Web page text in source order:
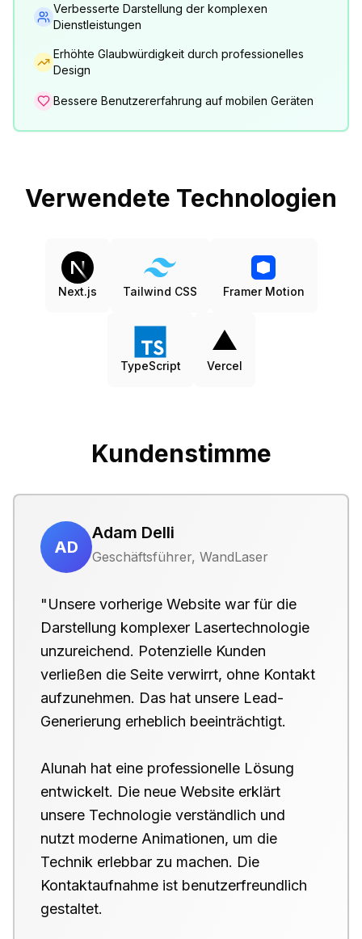
Verbesserte Darstellung der komplexen
Dienstleistungen
Erhöhte Glaubwürdigkeit durch professionelles
Design
Bessere Benutzererfahrung auf mobilen Geräten
Verwendete Technologien
Next.js Tailwind CSS Framer Motion
TypeScript Vercel
Kundenstimme
AD
Adam Delli
Geschäftsführer, WandLaser
"Unsere vorherige Website war für die
Darstellung komplexer Lasertechnologie
unzureichend. Potenzielle Kunden
verließen die Seite verwirrt, ohne Kontakt
aufzunehmen. Das hat unsere Lead-
Generierung erheblich beeinträchtigt.
Alunah hat eine professionelle Lösung
entwickelt. Die neue Website erklärt
unsere Technologie verständlich und
nutzt moderne Animationen, um die
Technik erlebbar zu machen. Die
Kontaktaufnahme ist benutzerfreundlich
gestaltet.